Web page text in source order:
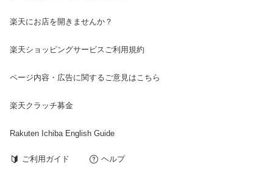
楽天にお店を開きませんか？
楽天ショッピングサービスご利用規約
ページ内容・広告に関するご意見はこちら
楽天クラッチ募金
Rakuten Ichiba English Guide
ご利用ガイド ヘルプ